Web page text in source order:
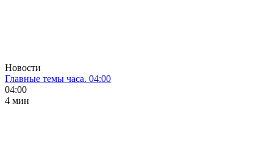
Новости
Главные темы часа. 04:00
04:00
4 мин